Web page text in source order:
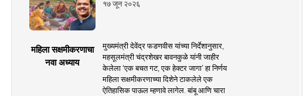
१७ जून २०२६
महिला सक्षमीकरणाचा
नवा अध्याय
मुख्यमंत्री देवेंद्र फडणवीस यांच्या निर्देशानुसार,
महसूलमंत्री चंद्रशेखर बावनकुळे यांनी जाहीर
केलेला ‘एक बचत गट, एक हेक्टर जागा’ हा निर्णय
महिला सक्षमीकरणाच्या दिशेने टाकलेले एक
ऐतिहासिक पाऊल म्हणावे लागेल. बांबू आणि चारा